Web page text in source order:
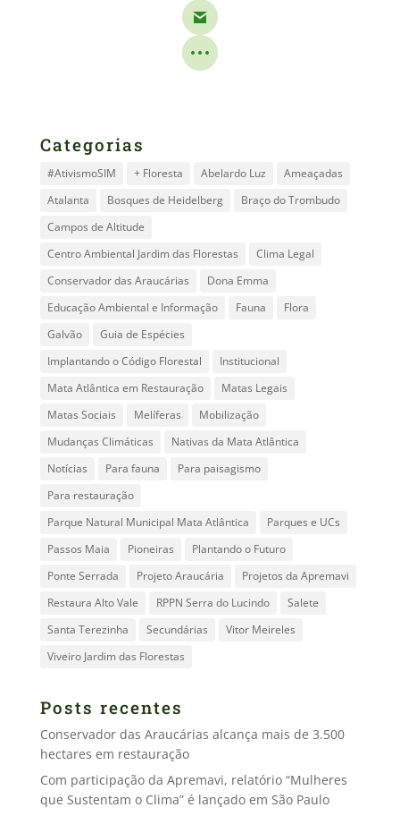
Categorias
#AtivismoSIM + Floresta Abelardo Luz
Ameaçadas
Atalanta
Bosques de Heidelberg
Braço do Trombudo
Campos de Altitude
Centro Ambiental Jardim das Florestas
Clima Legal
Conservador das Araucárias
Dona Emma
Educação Ambiental e Informação
Fauna
Flora
Galvão
Guia de Espécies
Implantando o Código Florestal
Institucional
Mata Atlântica em Restauração
Matas Legais
Matas Sociais
Melíferas
Mobilização
Mudanças Climáticas
Nativas da Mata Atlântica
Notícias
Para fauna
Para paisagismo
Para restauração
Parque Natural Municipal Mata Atlântica
Parques e UCs
Passos Maia
Pioneiras
Plantando o Futuro
Ponte Serrada
Projeto Araucária
Projetos da Apremavi
Restaura Alto Vale
RPPN Serra do Lucindo
Salete
Santa Terezinha
Secundárias
Vitor Meireles
Viveiro Jardim das Florestas
Posts recentes
Conservador das Araucárias alcança mais de 3.500
hectares em restauração
Com participação da Apremavi, relatório “Mulheres
que Sustentam o Clima” é lançado em São Paulo